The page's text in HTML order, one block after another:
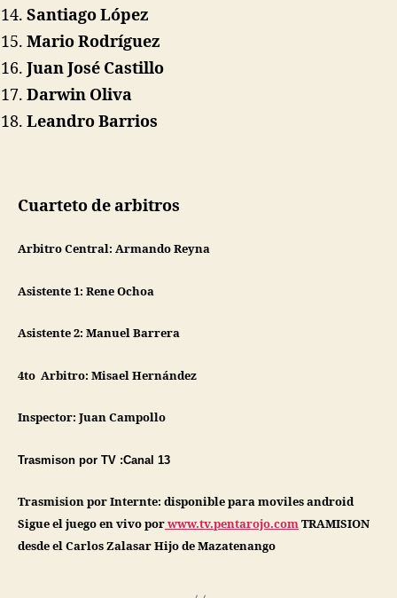
Santiago López
Mario Rodríguez
Juan José Castillo
Darwin Oliva
Leandro Barrios
Cuarteto de arbitros
Arbitro Central: Armando Reyna
Asistente 1: Rene Ochoa
Asistente 2: Manuel Barrera
4to Arbitro: Misael Hernández
Inspector: Juan Campollo
Trasmison por TV :Canal 13
Trasmision por Internte: disponible para moviles android
Sigue el juego en vivo porwww.tv.pentarojo.comTRAMISION
desde el Carlos Zalasar Hijo de Mazatenango